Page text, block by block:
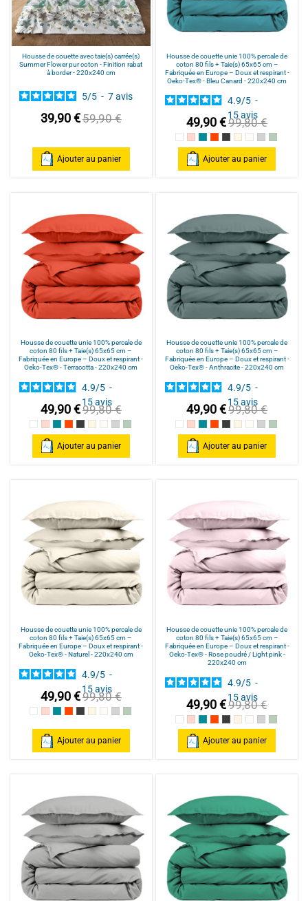
Housse de couette avec taie(s) carrée(s)
Summer Flower pur coton - Finition rabat
à border - 220x240 cm
5/5 - 7avis
39,90 €59,90 €
Ajouter au panier
Housse de couette unie 100% percale de
coton 80 fils + Taie(s) 65x65 cm –
Fabriquée en Europe – Doux et respirant -
Oeko-Tex® - Bleu Canard - 220x240 cm
4.9/5 -
15avis
49,90 €99,80 €
BlancRose poudré / Light pink
Bleu Canard
Terracotta
Anthracite
MasticNaturel
gris clair
celadon
Ajouter au panier
Housse de couette unie 100% percale de
coton 80 fils + Taie(s) 65x65 cm –
Fabriquée en Europe – Doux et respirant -
Oeko-Tex® - Terracotta - 220x240 cm
4.9/5 -
15avis
49,90 €99,80 €
BlancRose poudré / Light pink
Bleu Canard
Terracotta
Anthracite
MasticNaturel
gris clair
celadon
Ajouter au panier
Housse de couette unie 100% percale de
coton 80 fils + Taie(s) 65x65 cm –
Fabriquée en Europe – Doux et respirant -
Oeko-Tex® - Anthracite - 220x240 cm
4.9/5 -
15avis
49,90 €99,80 €
BlancRose poudré / Light pink
Bleu Canard
Terracotta
Anthracite
MasticNaturel
gris clair
celadon
Ajouter au panier
Housse de couette unie 100% percale de
coton 80 fils + Taie(s) 65x65 cm –
Fabriquée en Europe – Doux et respirant -
Oeko-Tex® - Naturel - 220x240 cm
4.9/5 -
15avis
49,90 €99,80 €
BlancRose poudré / Light pink
Bleu Canard
Terracotta
Anthracite
MasticNaturel
gris clair
celadon
Ajouter au panier
Housse de couette unie 100% percale de
coton 80 fils + Taie(s) 65x65 cm –
Fabriquée en Europe – Doux et respirant -
Oeko-Tex® - Rose poudré / Light pink -
220x240 cm
4.9/5 -
15avis
49,90 €99,80 €
BlancRose poudré / Light pink
Bleu Canard
Terracotta
Anthracite
MasticNaturel
gris clair
celadon
Ajouter au panier